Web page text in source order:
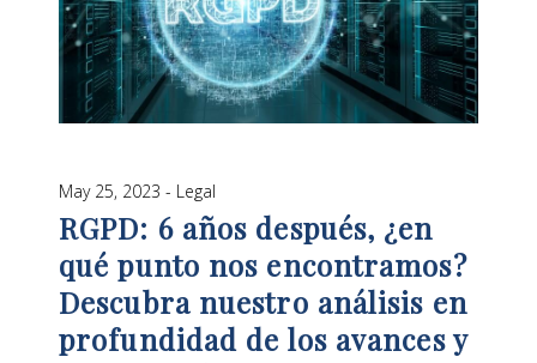
May 25, 2023 Legal
RGPD: 6 años después, ¿en
qué punto nos encontramos?
Descubra nuestro análisis en
profundidad de los avances y